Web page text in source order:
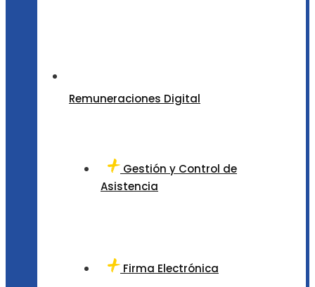
Remuneraciones Digital
Gestión y Control de
Asistencia
Firma Electrónica